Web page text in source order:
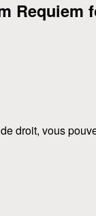
Requiem
droit, vous